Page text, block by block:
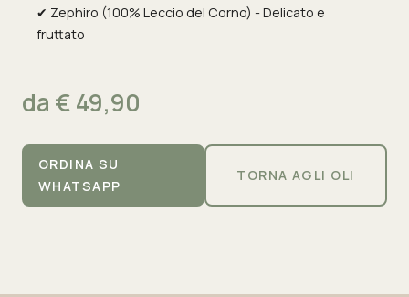
✔ Zephiro (100% Leccio del Corno) - Delicato e
fruttato
da € 49,90
ORDINA SU
WHATSAPP
TORNA AGLI OLI